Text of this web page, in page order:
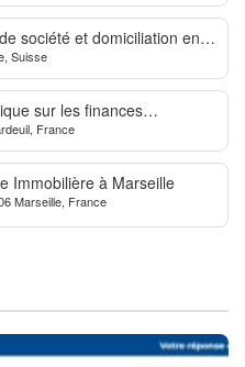
société et domiciliation en
Suisse
sur les finances
France
Immobilière à Marseille
Marseille, France